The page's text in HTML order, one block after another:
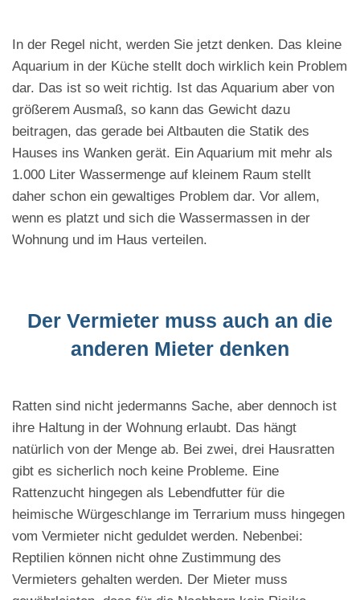
In der Regel nicht, werden Sie jetzt denken. Das kleine
Aquarium in der Küche stellt doch wirklich kein Problem
dar. Das ist so weit richtig. Ist das Aquarium aber von
größerem Ausmaß, so kann das Gewicht dazu
beitragen, das gerade bei Altbauten die Statik des
Hauses ins Wanken gerät. Ein Aquarium mit mehr als
1.000 Liter Wassermenge auf kleinem Raum stellt
daher schon ein gewaltiges Problem dar. Vor allem,
wenn es platzt und sich die Wassermassen in der
Wohnung und im Haus verteilen.
Der Vermieter muss auch an die
anderen Mieter denken
Ratten sind nicht jedermanns Sache, aber dennoch ist
ihre Haltung in der Wohnung erlaubt. Das hängt
natürlich von der Menge ab. Bei zwei, drei Hausratten
gibt es sicherlich noch keine Probleme. Eine
Rattenzucht hingegen als Lebendfutter für die
heimische Würgeschlange im Terrarium muss hingegen
vom Vermieter nicht geduldet werden. Nebenbei:
Reptilien können nicht ohne Zustimmung des
Vermieters gehalten werden. Der Mieter muss